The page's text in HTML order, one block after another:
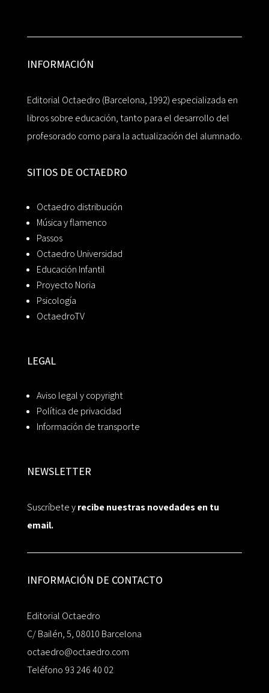
INFORMACIÓN
Editorial Octaedro (Barcelona, 1992) especializada en
libros sobre educación, tanto para el desarrollo del
profesorado como para la actualización del alumnado.
SITIOS DE OCTAEDRO
Octaedro distribución
Música y flamenco
Passos
Octaedro Universidad
Educación Infantil
Proyecto Noria
Psicología
OctaedroTV
LEGAL
Aviso legal y copyright
Política de privacidad
Información de transporte
NEWSLETTER
Suscríbete yrecibe nuestras novedades en tu
email.
INFORMACIÓN DE CONTACTO
Editorial Octaedro
C/ Bailén, 5, 08010 Barcelona
octaedro@octaedro.com
Teléfono 93 246 40 02